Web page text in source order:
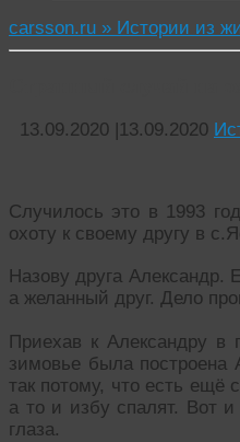
carsson.ru » Истории из
13.09.2020 |13.09.2020
Случилось это в 1993
охоту к своему другу в
Назову друга Александр.
а желанный друг. Дело
Приехав к Александру в
зимовье была
так потому, что есть ещё
а то и избу спалят. Вот
глаза.